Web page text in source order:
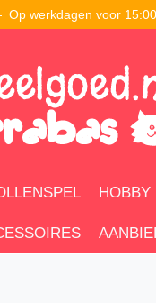
Op werkdagen voor
HOBBY